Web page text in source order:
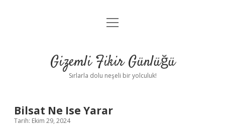
Anasayfa
Yasal Uyarı
menüyü
Gizemli Fikir Günlüğü
Sırlarla dolu neşeli bir yolculuk!
Bilsat Ne Ise Yarar
Tarih: Ekim 29, 2024